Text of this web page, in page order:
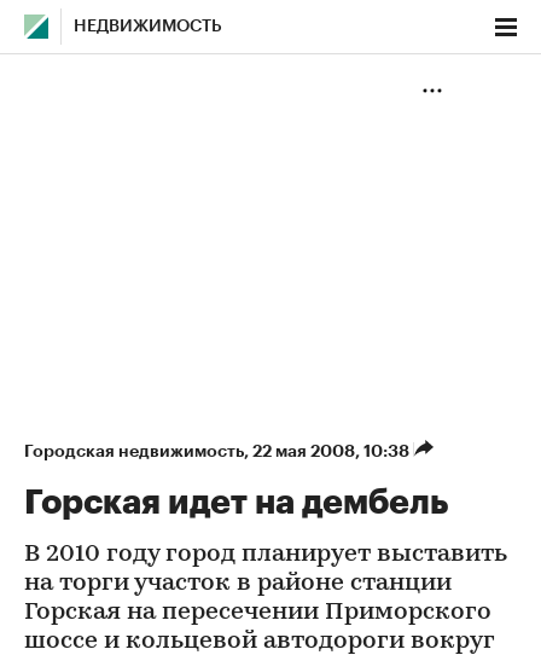
НЕДВИЖИМОСТЬ
Городская недвижимость⁠, 22 мая 2008, 10:38
Горская идет на дембель
В 2010 году город планирует выставить
на торги участок в районе станции
Горская на пересечении Приморского
шоссе и кольцевой автодороги вокруг